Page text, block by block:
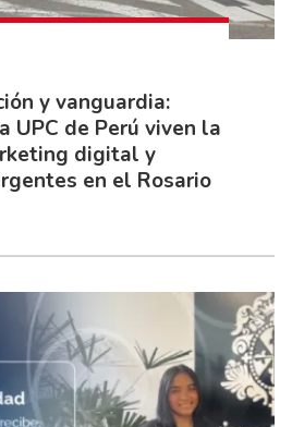
y vanguardia:
UPC de Perú viven la
digital y
en el Rosario